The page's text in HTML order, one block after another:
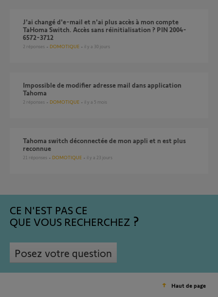
J'ai changé d'e-mail et n'ai plus accès à mon compte
TaHoma Switch. Accès sans réinitialisation ? PIN 2004-
6572-3712
2 réponses DOMOTIQUE il y a 30 jours
impossible de modifier adresse mail dans application
Tahoma
2 réponses DOMOTIQUE il y a 5 mois
Tahoma switch déconnectée de mon appli et n est plus
reconnue
21 réponses DOMOTIQUE il y a 23 jours
CE N'EST PAS CE
QUE VOUS RECHERCHEZ
Posez votre question
Haut de page